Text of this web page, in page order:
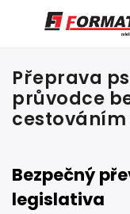
Přeprava
průvodce
Bezpečný
legislativa